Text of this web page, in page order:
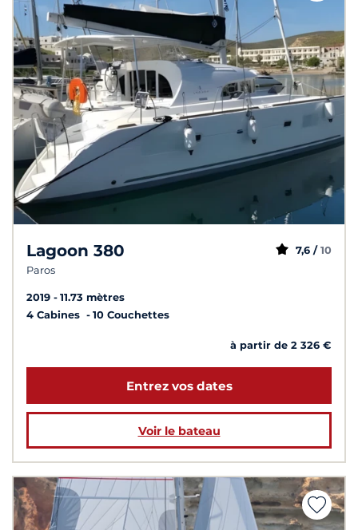
Lagoon 380
Paros
7,6 / 10
2019
11.73 mètres
4 Cabines
10 Couchettes
à partir de 2 326 €
Entrez vos dates
Voir le bateau